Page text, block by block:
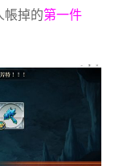
帳掉的第一件